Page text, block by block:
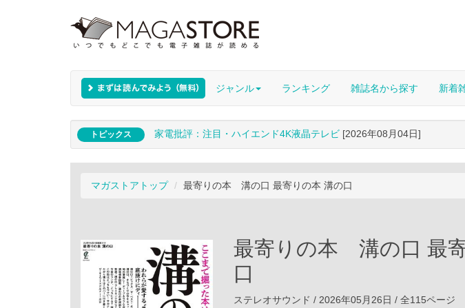
ジャンル ランキング 雑誌名から探す 新着
トピックス 家電批評：注目・ハイエンド4K液晶テレビ [2026年08月04日]
マガストアトップ 最寄りの本 溝の口 最寄りの本 溝の口
最寄りの本 溝の口 最
口
ステレオサウンド / 2026年05月26日 / 全115ページ